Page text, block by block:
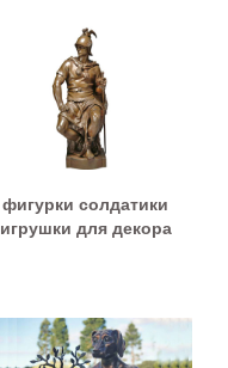
фигурки солдатики
игрушки для декора